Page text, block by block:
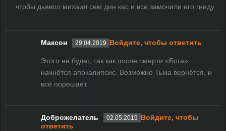
чтобы дьявол михаил сем дин кас и все замочили его гниду
Максон 29.04.2019 Войдите, чтобы ответить
Этого не будет, так как после смерти «Бога»
начнётся апокалипсис. Возможно Тьма вернётся, и
всё порешает.
Доброжелатель 02.05.2019 Войдите, чтобы
ответить